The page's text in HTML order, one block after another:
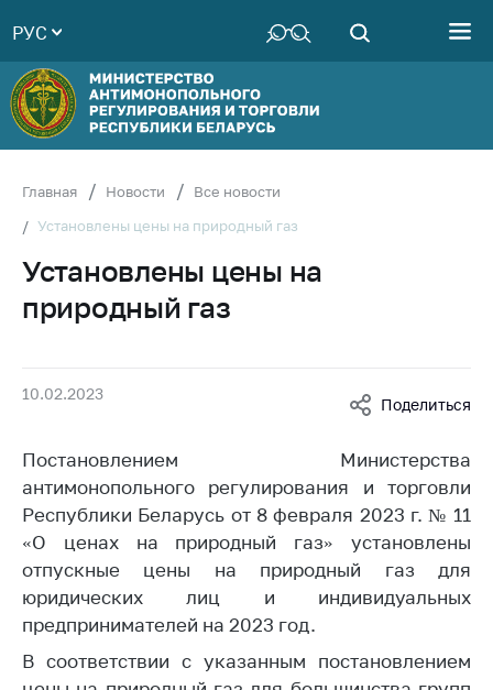
Руководство
Структура
Министерства
Территориальные
Антикоррупционная
деятельность
совет
Белорусская
универсальная
товарная биржа
Общественная
жизнь
Идеологическая
РУС
Главная Новости
Все новости
Установлены цены на природный газ
Установлены цены на
природный газ
10.02.2023
Поделиться
Постановлением Министерства
антимонопольного регулирования и торговли
Республики Беларусь от 8 февраля 2023 г. № 11
«О ценах на природный газ» установлены
отпускные цены на природный газ для
юридических лиц и индивидуальных
предпринимателей на 2023 год.
В соответствии с указанным постановлением